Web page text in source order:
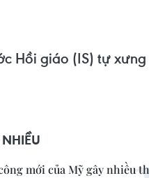
Hồi giáo (IS) tự xưng
mới của Mỹ gây nhiều